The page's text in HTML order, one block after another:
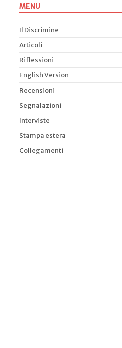
La blasfemia come
offesa al Cielo è il
grande assente dei
nostri codici penali
MENU
Il Discrimine
Articoli
Riflessioni
English Version
Recensioni
Segnalazioni
Interviste
Stampa estera
Collegamenti